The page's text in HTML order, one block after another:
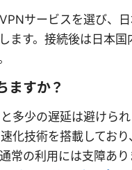
サービスを選び、
ます。接続後は日本国
ますか？
多少の遅延は避けら
化技術を搭載してお
常の利用には支障あり